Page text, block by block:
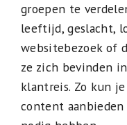
groepen te
leeftijd, geslacht,
websitebezoek of
ze zich bevinden
klantreis. Zo kun
content